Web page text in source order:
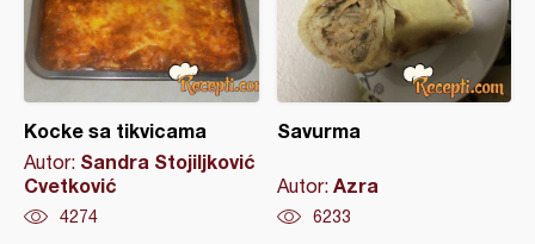
Kocke sa tikvicama
Autor: Sandra Stojiljković
Cvetković
4274
Savurma
Autor: Azra
6233